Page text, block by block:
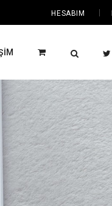
HESABIM